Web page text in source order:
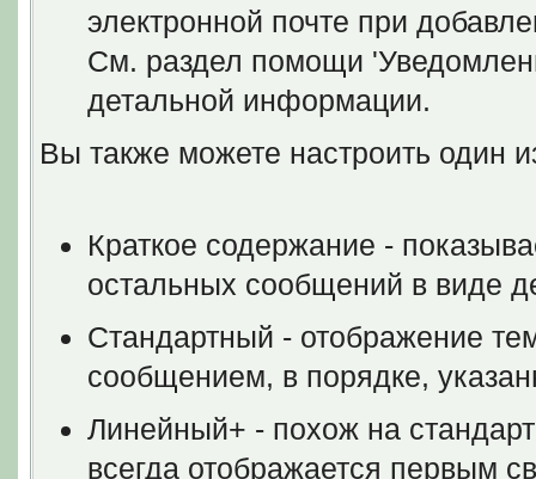
электронной почте при
См. раздел помощи
детальной информации.
Вы также можете настроить один
Краткое содержание -
остальных сообщений в виде
Стандартный - отображение
сообщением, в порядке,
Линейный+ - похож на
всегда отображается первым